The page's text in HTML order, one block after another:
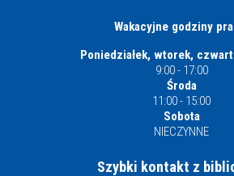
Wakacyjne godziny
Poniedziałek, wtorek,
9:00 - 17:00
Środa
11:00 - 15:00
Sobota
NIECZYNNE
Szybki kontakt z